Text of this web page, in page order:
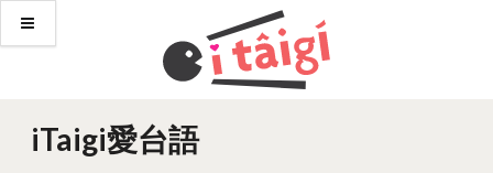
iTaigi愛台語